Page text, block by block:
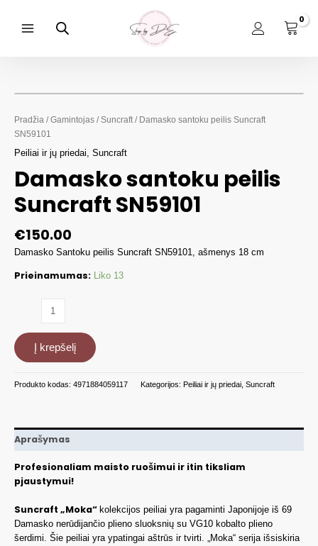
turinio
Pradžia /Gamintojas / Suncraft / Damasko santoku peilis Suncraft
SN59101
Peiliai ir jų priedai, Suncraft
Damasko santoku peilis
Suncraft SN59101
€150.00
Damasko Santoku peilis Suncraft SN59101, ašmenys 18 cm
Prieinamumas: Liko 13
Damasko
santoku
peilis
SN59101
Į krepšelį
Produkto kodas: 4971884059117 Kategorijos: Peiliai ir jų priedai Suncraft
Aprašymas
Profesionaliam maisto ruošimui ir itin tiksliam
pjaustymui!
Suncraft „Moka“ kolekcijos peiliai yra pagaminti Japonijoje iš 69
Damasko nerūdijančio plieno sluoksnių su VG10 kobalto plieno
šerdimi. Šie peiliai yra ypatingai aštrūs ir tvirti. „Moka“ serija išsiskiria